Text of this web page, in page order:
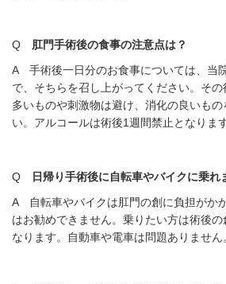
Q 肛門手術後の食事の注意点は？
A 手術後一日分のお食事については、当
で、そちらを召し上がってください。そ
多いものや刺激物は避け、消化の良いも
い。アルコールは術後1週間禁止となります
Q
日帰り手術後に自転車やバイクに乗れ
A 自転車やバイクは肛門の創に負担がか
はお勧めできません。乗りたい方は術後
なります。自動車や電車は問題ありません